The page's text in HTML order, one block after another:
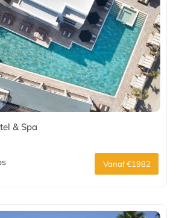
& Spa
Vanaf €1982